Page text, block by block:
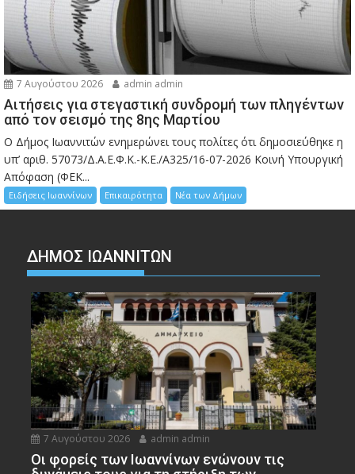
7 Αυγούστου 2026 admin admin
Αιτήσεις για στεγαστική συνδρομή των πληγέντων
από τον σεισμό της 8ης Μαρτίου
Ο Δήμος Ιωαννιτών ενημερώνει τους πολίτες ότι δημοσιεύθηκε η
υπ’ αριθ. 57073/Δ.Α.Ε.Φ.Κ.-Κ.Ε./Α325/16-07-2026 Κοινή Υπουργική
Απόφαση (ΦΕΚ...
Ειδήσεις Ιωαννίνων Επικαιρότητα Νέα των Δήμων
ΔΗΜΟΣ ΙΩΑΝΝΙΤΩΝ
7 Αυγούστου 2026 admin admin
Οι φορείς των Ιωαννίνων ενώνουν τις